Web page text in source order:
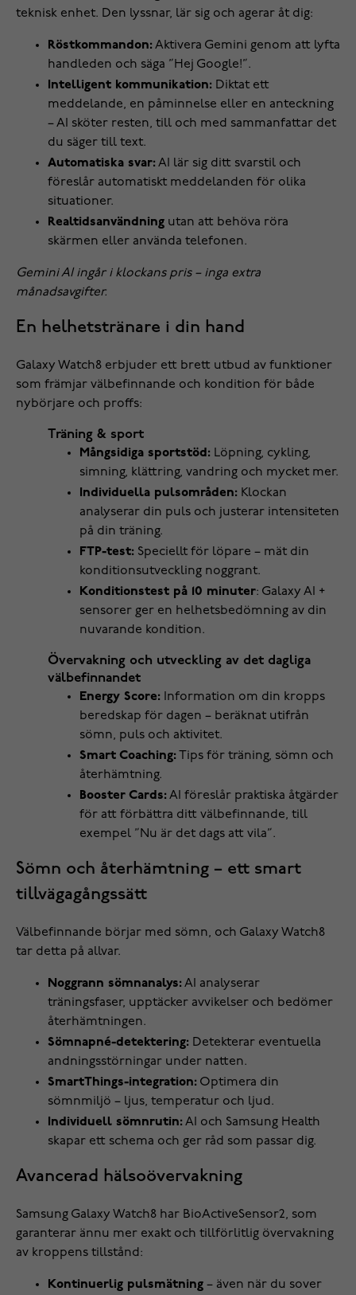
teknisk enhet. Den lyssnar, lär sig och agerar åt dig:
Röstkommandon: Aktivera Gemini genom att lyfta
handleden och säga ”Hej Google!”.
Intelligent kommunikation: Diktat ett
meddelande, en påminnelse eller en anteckning
– AI sköter resten, till och med sammanfattar det
du säger till text.
Automatiska svar: AI lär sig ditt svarstil och
föreslår automatiskt meddelanden för olika
situationer.
Realtidsanvändning utan att behöva röra
skärmen eller använda telefonen.
Gemini AI ingår i klockans pris – inga extra
månadsavgifter.
En helhetstränare i din hand
Galaxy Watch8 erbjuder ett brett utbud av funktioner
som främjar välbefinnande och kondition för både
nybörjare och proffs:
Träning & sport
Mångsidiga sportstöd: Löpning, cykling,
simning, klättring, vandring och mycket mer.
Individuella pulsområden: Klockan
analyserar din puls och justerar intensiteten
på din träning.
FTP-test: Speciellt för löpare – mät din
konditionsutveckling noggrant.
Konditionstest på 10 minuter: Galaxy AI +
sensorer ger en helhetsbedömning av din
nuvarande kondition.
Övervakning och utveckling av det dagliga
välbefinnandet
Energy Score: Information om din kropps
beredskap för dagen – beräknat utifrån
sömn, puls och aktivitet.
Smart Coaching: Tips för träning, sömn och
återhämtning.
Booster Cards: AI föreslår praktiska åtgärder
för att förbättra ditt välbefinnande, till
exempel ”Nu är det dags att vila”.
Sömn och återhämtning – ett smart
tillvägagångssätt
Välbefinnande börjar med sömn, och Galaxy Watch8
tar detta på allvar.
Noggrann sömnanalys: AI analyserar
träningsfaser, upptäcker avvikelser och bedömer
återhämtningen.
Sömnapné-detektering: Detekterar eventuella
andningsstörningar under natten.
SmartThings-integration: Optimera din
sömnmiljö – ljus, temperatur och ljud.
Individuell sömnrutin: AI och Samsung Health
skapar ett schema och ger råd som passar dig.
Avancerad hälsoövervakning
Samsung Galaxy Watch8 har BioActiveSensor2, som
garanterar ännu mer exakt och tillförlitlig övervakning
av kroppens tillstånd:
Kontinuerlig pulsmätning – även när du sover